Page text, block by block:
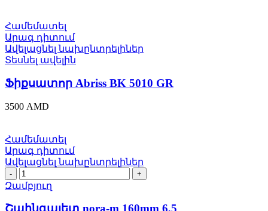
Համեմատել
Արագ դիտում
Ավելացնել նախընտրելիներ
Տեսնել ավելին
Ֆիքսատոր Abriss BK 5010 GR
3500 AMD
Համեմատել
Արագ դիտում
Ավելացնել նախընտրելիներ
Շպինգալետ
nora-
160mm
Զամբյուղ